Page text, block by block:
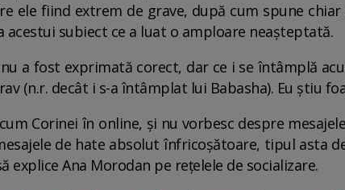
ele fiind extrem de grave, după cum spune
acestui subiect ce a luat o amploare neașteptată.
a fost exprimată corect, dar ce i se întâmplă
(n.r. decât i s-a întâmplat lui Babasha). Eu știu
Corinei în online, și nu vorbesc despre
de hate absolut înfricoșătoare, tipul asta
explice Ana Morodan pe rețelele de socializare.